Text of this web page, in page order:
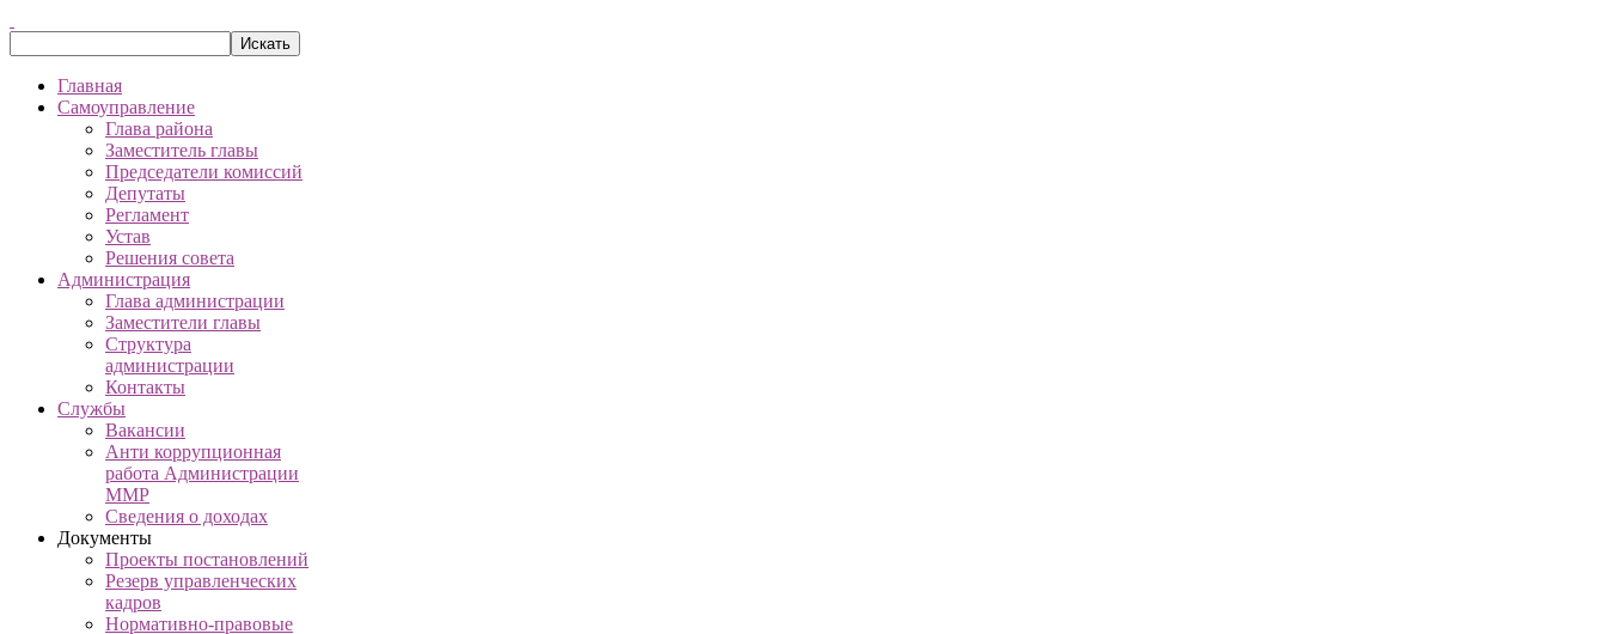
Главная
Самоуправление
Глава района
Заместитель главы
Председатели комиссий
Депутаты
Регламент
Устав
Решения совета
Администрация
Глава администрации
Заместители главы
Структура
администрации
Контакты
Службы
Вакансии
Анти коррупционная
работа Администрации
ММР
Сведения о доходах
Документы
Проекты постановлений
Резерв управленческих
кадров
Нормативно-правовые